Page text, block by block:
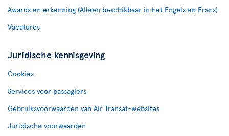
Awards en erkenning (Alleen beschikbaar in het Engels en Frans)
Vacatures
Juridische kennisgeving
Cookies
Services voor passagiers
Gebruiksvoorwaarden van Air Transat-websites
Juridische voorwaarden